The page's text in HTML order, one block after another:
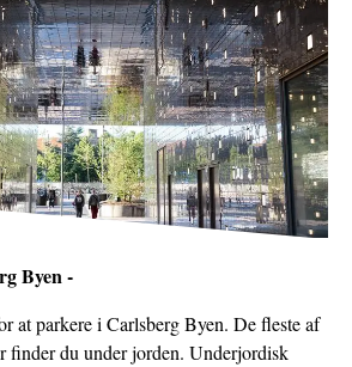
Byen -
at parkere i Carlsberg Byen. De fleste af
finder du under jorden. Underjordisk